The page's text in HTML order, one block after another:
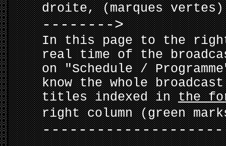
droite, (marques
-------->
In this page to the right
real time of the
on "Schedule /
know the whole
titles indexed inthe
right column (green